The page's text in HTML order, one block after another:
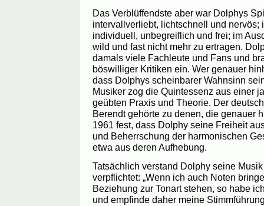
Das Verblüffendste aber war Dolphys
intervallverliebt, lichtschnell und nervös;
individuell, unbegreiflich und frei; im
wild und fast nicht mehr zu ertragen.
damals viele Fachleute und Fans und
böswilliger Kritiken ein. Wer genauer
dass Dolphys scheinbarer Wahnsinn
Musiker zog die Quintessenz aus einer
geübten Praxis und Theorie. Der
Berendt gehörte zu denen, die genauer
1961 fest, dass Dolphy seine Freiheit
und Beherrschung der harmonischen
etwa aus deren Aufhebung.
Tatsächlich verstand Dolphy seine
verpflichtet: „Wenn ich auch Noten
Beziehung zur Tonart stehen, so habe
und empfinde daher meine